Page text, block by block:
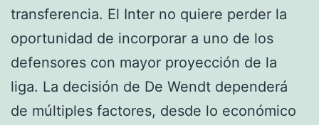
transferencia. El Inter no quiere perder la
oportunidad de incorporar a uno de los
defensores con mayor proyección de la
liga. La decisión de De Wendt dependerá
de múltiples factores, desde lo económico